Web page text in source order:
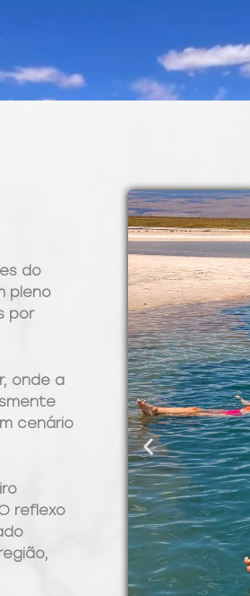
do
pleno
por
onde a
cenário
reflexo